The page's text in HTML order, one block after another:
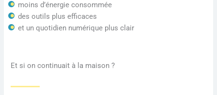
moins d’énergie consommée
des outils plus efficaces
et un quotidien numérique plus clair
Et si on continuait à la maison ?